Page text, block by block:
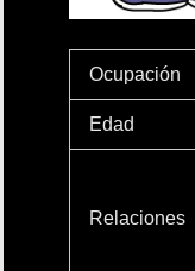
Ocupación
Edad
Relaciones